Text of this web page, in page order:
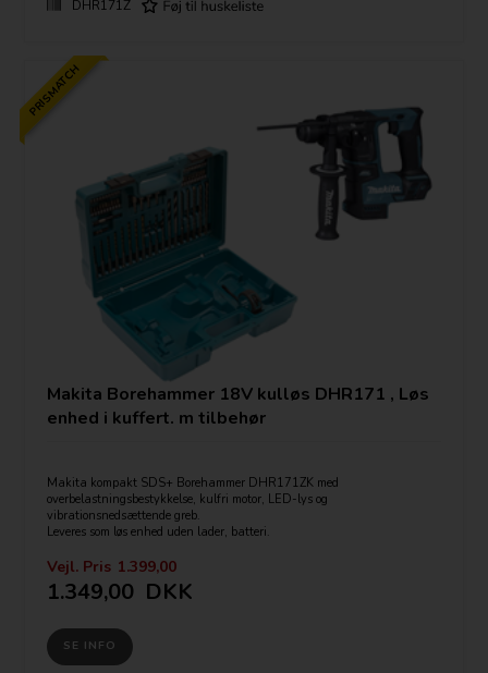
DHR171Z
PRISMATCH
Makita Borehammer 18V kulløs DHR171 , Løs
enhed i kuffert. m tilbehør
Makita kompakt SDS+ Borehammer DHR171ZK med
overbelastningsbestykkelse, kulfri motor, LED-lys og
vibrationsnedsættende greb.
Leveres som løs enhed uden lader, batteri.
Inkl. kuffert m. tilbehørsdele.
Tekniske specifikationer:
Værktøjsopsætning: SDS plus
Maks. omdrejningstal: 680 /min.
Maks. slagantal: 4.800 /min.
Vejl. Pris 1.399,00
1.349,00 DKK
SE INFO